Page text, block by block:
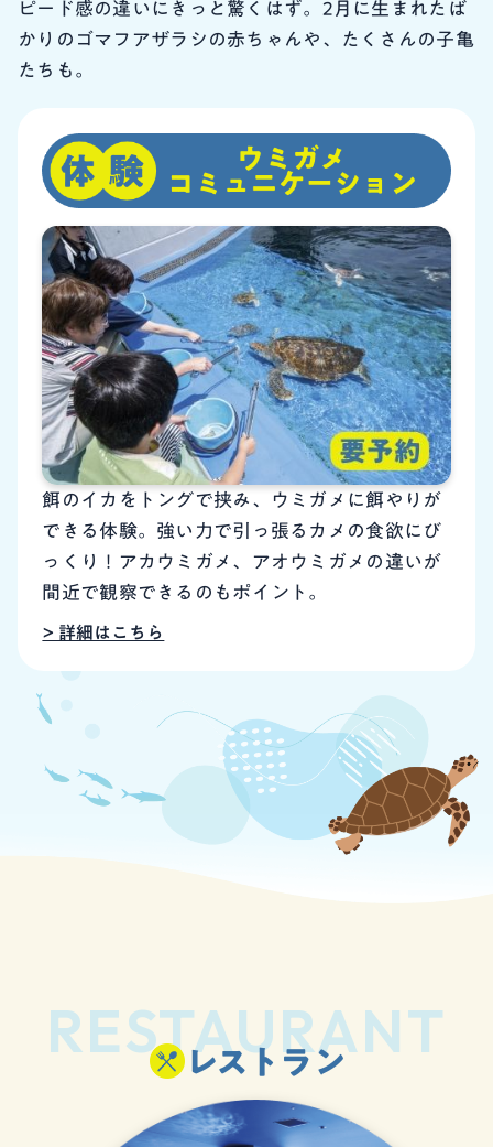
ピード感の違いにきっと驚くはず。2月に生まれたば
かりのゴマフアザラシの赤ちゃんや、たくさんの子亀
たちも。
餌のイカをトングで挟み、ウミガメに餌やりが
できる体験。強い力で引っ張るカメの食欲にび
っくり！アカウミガメ、アオウミガメの違いが
間近で観察できるのもポイント。
> 詳細はこちら
RESTAURANT
レストラン